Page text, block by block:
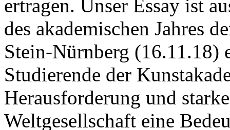
ertragen. Unser Essay ist
des akademischen Jahres
Stein-Nürnberg (16.11.18)
Studierende der
Herausforderung und
Weltgesellschaft eine